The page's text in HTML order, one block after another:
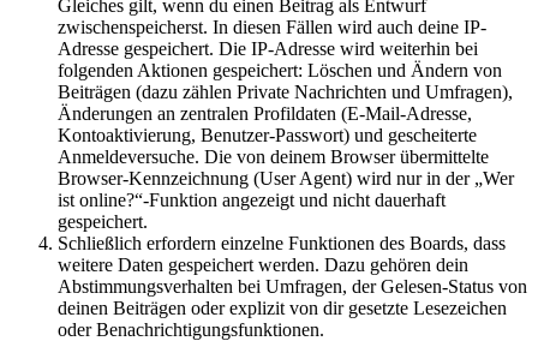
Gleiches gilt, wenn du einen Beitrag als Entwurf
zwischenspeicherst. In diesen Fällen wird auch deine IP-
Adresse gespeichert. Die IP-Adresse wird weiterhin bei
folgenden Aktionen gespeichert: Löschen und Ändern von
Beiträgen (dazu zählen Private Nachrichten und Umfragen),
Änderungen an zentralen Profildaten (E-Mail-Adresse,
Kontoaktivierung, Benutzer-Passwort) und gescheiterte
Anmeldeversuche. Die von deinem Browser übermittelte
Browser-Kennzeichnung (User Agent) wird nur in der „Wer
ist online?“-Funktion angezeigt und nicht dauerhaft
gespeichert.
Schließlich erfordern einzelne Funktionen des Boards, dass
weitere Daten gespeichert werden. Dazu gehören dein
Abstimmungsverhalten bei Umfragen, der Gelesen-Status von
deinen Beiträgen oder explizit von dir gesetzte Lesezeichen
oder Benachrichtigungsfunktionen.